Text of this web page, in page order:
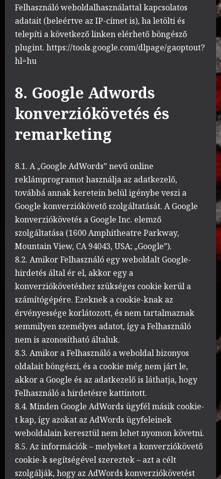
Felhasználó weboldalhasználattal kapcsolatos
adatait (beleértve az IP-címet is), ha letölti és
telepíti a következő linken elérhető böngésző
plugint. https://tools.google.com/dlpage/gaoptout?
hl=hu
8. Google Adwords
konverziókövetés és
remarketing
8.1. A „Google AdWords” nevű online
reklámprogramot használja az adatkezelő,
továbbá annak keretein belül igénybe veszi a
Google konverziókövető szolgáltatását. A Google
konverziókövetés a Google Inc. elemző
szolgáltatása (1600 Amphitheatre Parkway,
Mountain View, CA 94043, USA; „Google”).
8.2. Amikor Felhasználó egy weboldalt Google-
hirdetés által ér el, akkor egy a
konverziókövetéshez szükséges cookie kerül a
számítógépére. Ezeknek a cookie-knak az
érvényessége korlátozott, és nem tartalmaznak
semmilyen személyes adatot, így a Felhasználó
nem is azonosítható általuk.
8.3. Amikor a Felhasználó a weboldal bizonyos
oldalait böngészi, és a cookie még nem járt le,
akkor a Google és az adatkezelő is láthatja, hogy
Felhasználó a hirdetésre kattintott.
8.4. Minden Google AdWords ügyfél másik cookie-
t kap, így azokat az AdWords ügyfeleinek
weboldalain keresztül nem lehet nyomon követni.
8.5. Az információk – melyeket a konverziókövető
cookie-k segítségével szereztek – azt a célt
szolgálják, hogy az AdWords konverziókövetést